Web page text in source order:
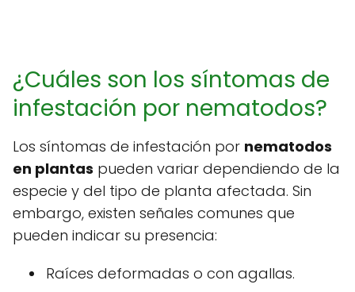
¿Cuáles son los síntomas de
infestación por nematodos?
Los síntomas de infestación por nematodos
en plantas pueden variar dependiendo de la
especie y del tipo de planta afectada. Sin
embargo, existen señales comunes que
pueden indicar su presencia:
Raíces deformadas o con agallas.